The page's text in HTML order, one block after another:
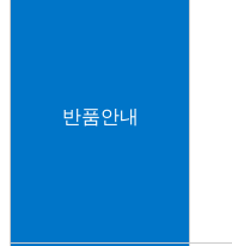
반품안내